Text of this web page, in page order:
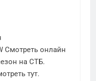
Смотреть онлайн
на СТБ.
тут.